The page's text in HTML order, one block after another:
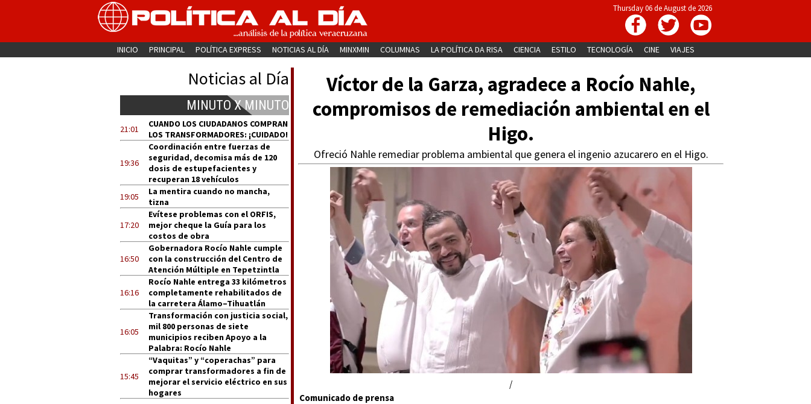
Thursday 06 de August de 2026
INICIO PRINCIPAL POLÍTICA EXPRESS NOTICIAS AL DÍA MINXMIN COLUMNAS LA POLÍTICA DA RISA CIENCIA ESTILO TECNOLOGÍA CINE VIAJES
Noticias al Día
MINUTO X MINUTO
21:01
CUANDO LOS CIUDADANOS COMPRAN
LOS TRANSFORMADORES: ¡CUIDADO!
19:36
Coordinación entre fuerzas de
seguridad, decomisa más de 120
dosis de estupefacientes y
recuperan 18 vehículos
19:05
La mentira cuando no mancha,
tizna
17:20
Evítese problemas con el ORFIS,
mejor cheque la Guía para los
costos de obra
16:50
Gobernadora Rocío Nahle cumple
con la construcción del Centro de
Atención Múltiple en Tepetzintla
16:16
Rocío Nahle entrega 33 kilómetros
completamente rehabilitados de
la carretera Álamo–Tihuatlán
16:05
Transformación con justicia social,
mil 800 personas de siete
municipios reciben Apoyo a la
Palabra: Rocío Nahle
15:45
“Vaquitas” y “coperachas” para
comprar transformadores a fin de
mejorar el servicio eléctrico en sus
hogares
Víctor de la Garza, agradece a Rocío Nahle,
compromisos de remediación ambiental en el
Higo.
Ofreció Nahle remediar problema ambiental que genera el ingenio azucarero en el Higo.
/
Comunicado de prensa